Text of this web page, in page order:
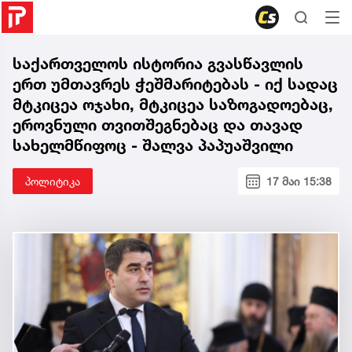
საქართველოს ისტორია გვასწავლის
ერთ უმთავრეს ჭეშმარიტებას - იქ სადაც
მტკიცეა ოჯახი, მტკიცეა საზოგადოებაც,
ეროვნული თვითშეგნებაც და თავად
სახელმწიფოც - შალვა პაპუაშვილი
პოლიტიკა 17 მაი 15:38